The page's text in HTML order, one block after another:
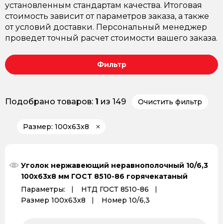
установленным стандартам качества. Итоговая
стоимость зависит от параметров заказа, а также
от условий доставки. Персональный менеджер
проведет точный расчет стоимости вашего заказа.
Фильтр
Подобрано товаров: 1 из 149 Очистить фильтр
Размер: 100х63х8
Уголок нержавеющий неравнополочный 10/6,3
100х63х8 мм ГОСТ 8510-86 горячекатаный
Параметры:
НТД ГОСТ 8510-86
Размер 100х63х8
Номер 10/6,3